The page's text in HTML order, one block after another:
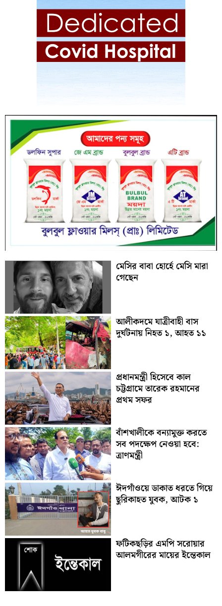
মেসির বাবা হোর্হে মেসি মারা
গেছেন
আলীকদমে যাত্রীবাহী বাস
দুর্ঘটনায় নিহত ১, আহত ১১
প্রধানমন্ত্রী হিসেবে কাল
চট্টগ্রামে তারেক রহমানের
প্রথম সফর
বাঁশখালীকে বন্যামুক্ত করতে
সব পদক্ষেপ নেওয়া হবে:
ত্রাণমন্ত্রী
ঈদগাঁওয়ে ডাকাত ধরতে গিয়ে
ছুরিকাহত যুবক, আটক ১
ফটিকছড়ির এমপি সরোয়ার
আলমগীরের মায়ের ইন্তেকাল